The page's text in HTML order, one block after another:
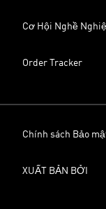
Cơ Hội Nghề
Order Tracker
Chính sách Bảo
XUẤT BẢN BỞI